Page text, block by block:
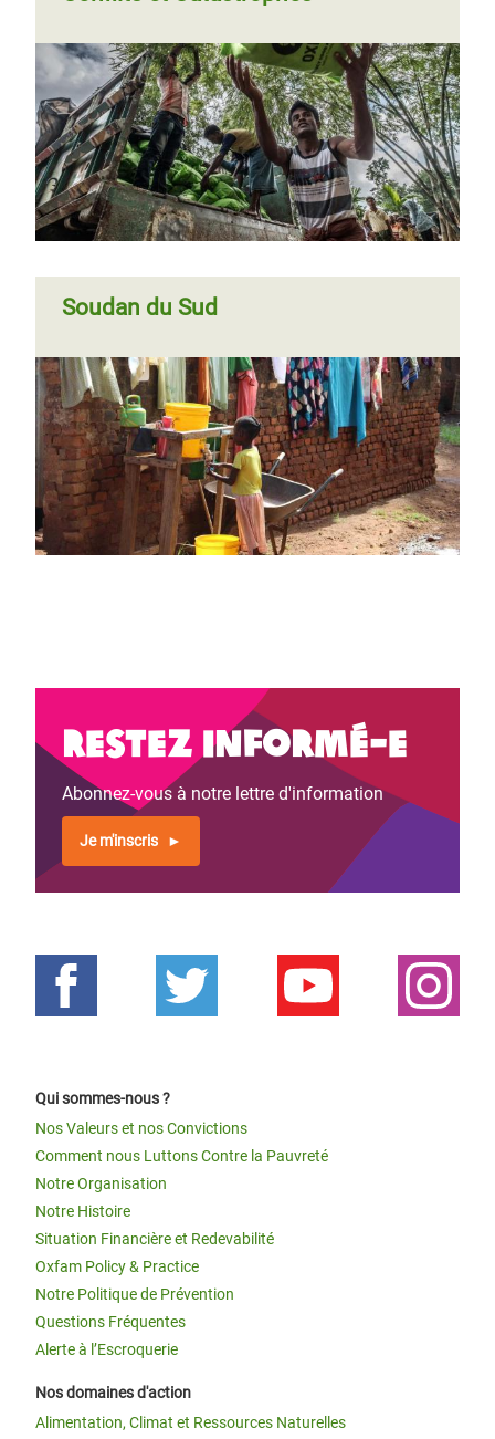
Soudan du Sud
Restez informé-e
Abonnez-vous à notre lettre d'information
Je m'inscris
Qui sommes-nous ?
Nos Valeurs et nos Convictions
Comment nous Luttons Contre la Pauvreté
Notre Organisation
Notre Histoire
Situation Financière et Redevabilité
Oxfam Policy & Practice
Notre Politique de Prévention
Questions Fréquentes
Alerte à l’Escroquerie
Nos domaines d'action
Alimentation, Climat et Ressources Naturelles